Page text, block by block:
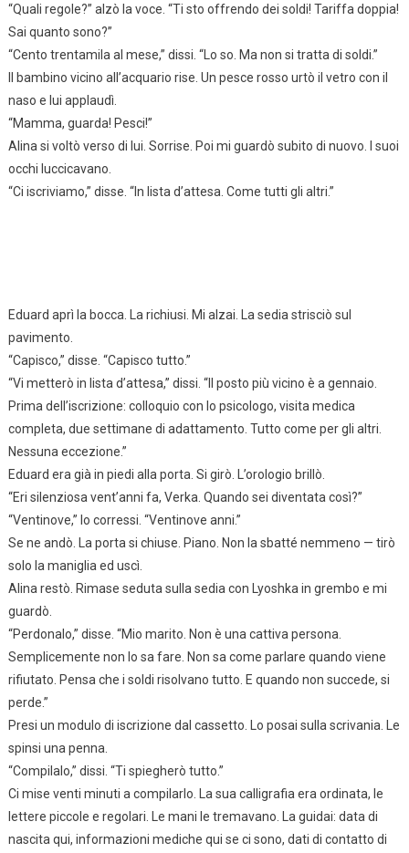
“Quali regole?” alzò la voce. “Ti sto offrendo dei soldi! Tariffa doppia!
Sai quanto sono?”
“Cento trentamila al mese,” dissi. “Lo so. Ma non si tratta di soldi.”
Il bambino vicino all’acquario rise. Un pesce rosso urtò il vetro con il
naso e lui applaudì.
“Mamma, guarda! Pesci!”
Alina si voltò verso di lui. Sorrise. Poi mi guardò subito di nuovo. I suoi
occhi luccicavano.
“Ci iscriviamo,” disse. “In lista d’attesa. Come tutti gli altri.”
Eduard aprì la bocca. La richiusi. Mi alzai. La sedia strisciò sul
pavimento.
“Capisco,” disse. “Capisco tutto.”
“Vi metterò in lista d’attesa,” dissi. “Il posto più vicino è a gennaio.
Prima dell’iscrizione: colloquio con lo psicologo, visita medica
completa, due settimane di adattamento. Tutto come per gli altri.
Nessuna eccezione.”
Eduard era già in piedi alla porta. Si girò. L’orologio brillò.
“Eri silenziosa vent’anni fa, Verka. Quando sei diventata così?”
“Ventinove,” lo corressi. “Ventinove anni.”
Se ne andò. La porta si chiuse. Piano. Non la sbatté nemmeno — tirò
solo la maniglia ed uscì.
Alina restò. Rimase seduta sulla sedia con Lyoshka in grembo e mi
guardò.
“Perdonalo,” disse. “Mio marito. Non è una cattiva persona.
Semplicemente non lo sa fare. Non sa come parlare quando viene
rifiutato. Pensa che i soldi risolvano tutto. E quando non succede, si
perde.”
Presi un modulo di iscrizione dal cassetto. Lo posai sulla scrivania. Le
spinsi una penna.
“Compilalo,” dissi. “Ti spiegherò tutto.”
Ci mise venti minuti a compilarlo. La sua calligrafia era ordinata, le
lettere piccole e regolari. Le mani le tremavano. La guidai: data di
nascita qui, informazioni mediche qui se ci sono, dati di contatto di